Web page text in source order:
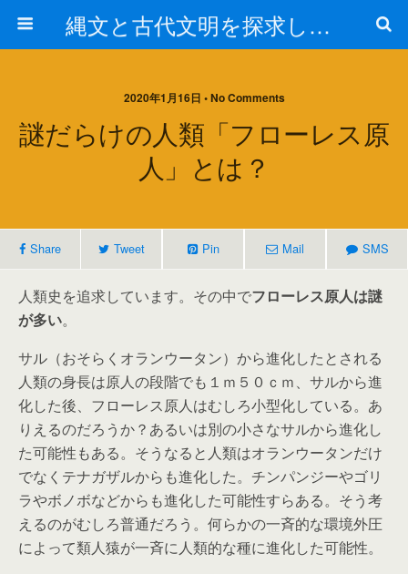
縄文と古代文明を探求しよう！
2020年1月16日 • No Comments
謎だらけの人類「フローレス原
人」とは？
Share Tweet Pin Mail SMS
人類史を追求しています。その中でフローレス原人は謎
が多い。
サル（おそらくオランウータン）から進化したとされる
人類の身長は原人の段階でも１ｍ５０ｃｍ、サルから進
化した後、フローレス原人はむしろ小型化している。あ
りえるのだろうか？あるいは別の小さなサルから進化し
た可能性もある。そうなると人類はオランウータンだけ
でなくテナガザルからも進化した。チンパンジーやゴリ
ラやボノボなどからも進化した可能性すらある。そう考
えるのがむしろ普通だろう。何らかの一斉的な環境外圧
によって類人猿が一斉に人類的な種に進化した可能性。